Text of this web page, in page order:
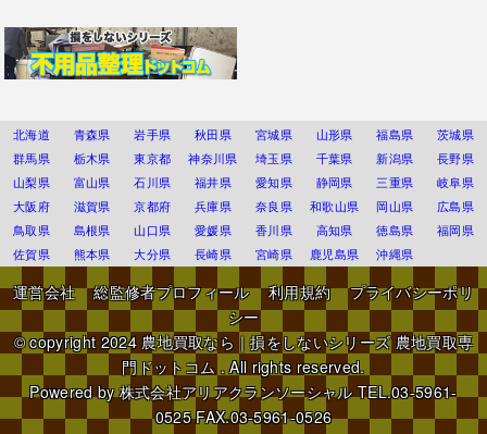
北海道 青森県 岩手県 秋田県 宮城県 山形県 福島県
茨城県
群馬県
栃木県 東京都 神奈川県 埼玉県 千葉県 新潟県
長野県
山梨県
富山県 石川県 福井県 愛知県 静岡県 三重県
岐阜県
大阪府
滋賀県 京都府 兵庫県 奈良県 和歌山県 岡山県
広島県
鳥取県
島根県 山口県 愛媛県 香川県 高知県 徳島県
福岡県
佐賀県
熊本県 大分県 長崎県 宮崎県 鹿児島県 沖縄県
運営会社 総監修者プロフィール 利用規約
プライバシーポリ
シー
© copyright 2024農地買取なら｜損をしないシリーズ 農地買取専
門ドットコム . All rights reserved.
Powered by株式会社アリアクランソーシャルTEL.03-5961-
0525 FAX.03-5961-0526